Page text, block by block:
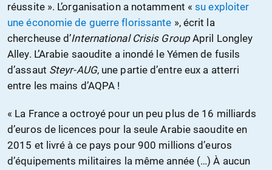
réussite ». L’organisation a notamment «su exploiter
une économie de guerre florissante », écrit la
chercheuse d’International Crisis GroupApril Longley
Alley. L’Arabie saoudite a inondé le Yémen de fusils
d’assaut Steyr-AUG, une partie d’entre eux a atterri
entre les mains d’AQPA !
« La France a octroyé pour un peu plus de 16 milliards
d’euros de licences pour la seule Arabie saoudite en
2015 et livré à ce pays pour 900 millions d’euros
d’équipements militaires la même année (…) À aucun